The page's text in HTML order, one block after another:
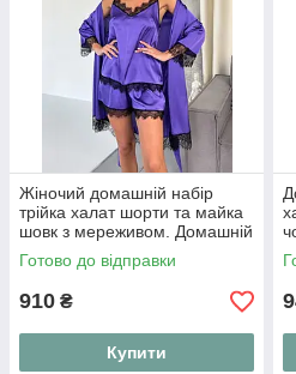
Жіночий домашній набір
трійка халат шорти та майка
шовк з мереживом. Домашній
костюм комплект шовковий
Готово до відправки
910 ₴
Купити
56